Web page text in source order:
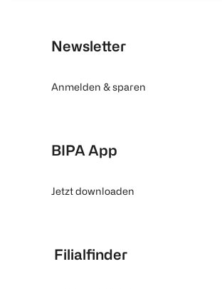
Newsletter
Anmelden & sparen
BIPA App
Jetzt downloaden
Filialfinder